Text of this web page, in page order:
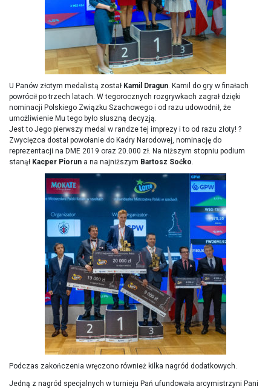
U Panów złotym medalistą został Kamil Dragun. Kamil do gry w finałach
powrócił po trzech latach. W tegorocznych rozgrywkach zagrał dzięki
nominacji Polskiego Związku Szachowego i od razu udowodnił, że
umożliwienie Mu tego było słuszną decyzją.
Jest to Jego pierwszy medal w randze tej imprezy i to od razu złoty! ?
Zwycięzca dostał powołanie do Kadry Narodowej, nominację do
reprezentacji na DME 2019 oraz 20.000 zł. Na niższym stopniu podium
stanął Kacper Piorun a na najniższym Bartosz Soćko.
Podczas zakończenia wręczono również kilka nagród dodatkowych.
Jedną z nagród specjalnych w turnieju Pań ufundowała arcymistrzyni Pani